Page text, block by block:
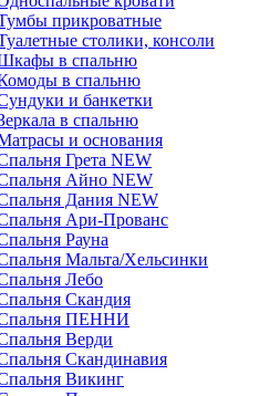
прикроватные
столики, консоли
в спальню
в спальню
и банкетки
в спальню
и основания
Грета NEW
Айно NEW
Дания NEW
Ари-Прованс
Рауна
Мальта/Хельсинки
Лебо
Скандия
ПЕННИ
Верди
Скандинавия
Викинг